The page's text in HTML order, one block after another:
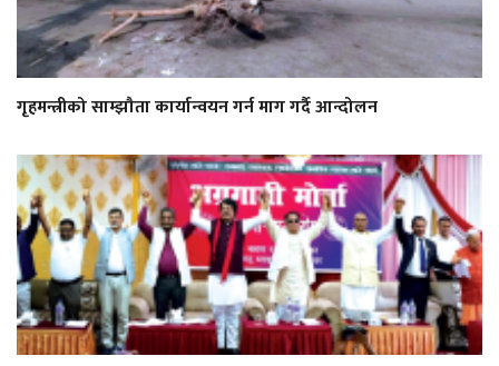
गृहमन्त्रीको साम्झौता कार्यान्वयन गर्न माग गर्दै आन्दोलन